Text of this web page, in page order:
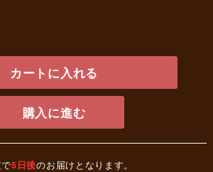
カートに入れる
購入に進む
5日後のお届けとなります。